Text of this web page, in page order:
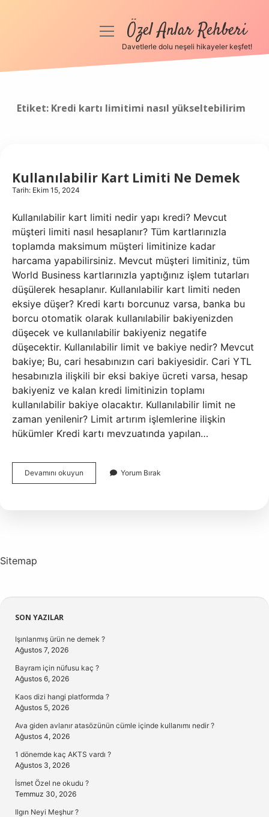
Anasayfa
menüyüÖzel Anlar Rehberi
Davetlerle dolu neşeli hikayeler keşfet!
Etiket: Kredi kartı limitimi nasıl yükseltebilirim
Kullanılabilir Kart Limiti Ne Demek
Tarih: Ekim 15, 2024
Kullanılabilir kart limiti nedir yapı kredi? Mevcut
müşteri limiti nasıl hesaplanır? Tüm kartlarınızla
toplamda maksimum müşteri limitinize kadar
harcama yapabilirsiniz. Mevcut müşteri limitiniz, tüm
World Business kartlarınızla yaptığınız işlem tutarları
düşülerek hesaplanır. Kullanılabilir kart limiti neden
eksiye düşer? Kredi kartı borcunuz varsa, banka bu
borcu otomatik olarak kullanılabilir bakiyenizden
düşecek ve kullanılabilir bakiyeniz negatife
düşecektir. Kullanılabilir limit ve bakiye nedir? Mevcut
bakiye; Bu, cari hesabınızın cari bakiyesidir. Cari YTL
hesabınızla ilişkili bir eksi bakiye ücreti varsa, hesap
bakiyeniz ve kalan kredi limitinizin toplamı
kullanılabilir bakiye olacaktır. Kullanılabilir limit ne
zaman yenilenir? Limit artırım işlemlerine ilişkin
hükümler Kredi kartı mevzuatında yapılan…
Devamını okuyun Kullanılabilir
Kart
Yorum Bırak
Sitemap
Sidebar
SON YAZILAR
Işınlanmış ürün ne demek ?
Ağustos 7, 2026
Bayram için nüfusu kaç ?
Ağustos 6, 2026
Kaos dizi hangi platformda ?
Ağustos 5, 2026
Ava giden avlanır atasözünün cümle içinde kullanımı nedir ?
Ağustos 4, 2026
1 dönemde kaç AKTS vardı ?
Ağustos 3, 2026
İsmet Özel ne okudu ?
Temmuz 30, 2026
Ilgın Neyi Meşhur ?